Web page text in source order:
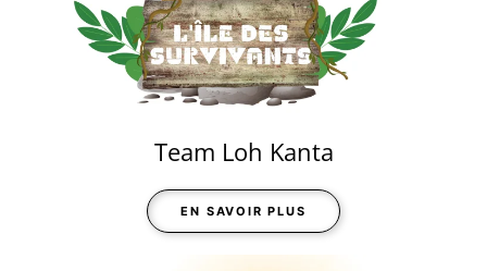
Team Loh Kanta
EN SAVOIR PLUS